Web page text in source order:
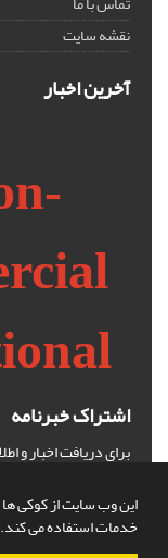
این وب سایت از کوکی ها
خدمات استفاده می کند.
نقشه سایت
آخرین اخبار
اشتراک خبرنامه
برای دریافت اخبار و